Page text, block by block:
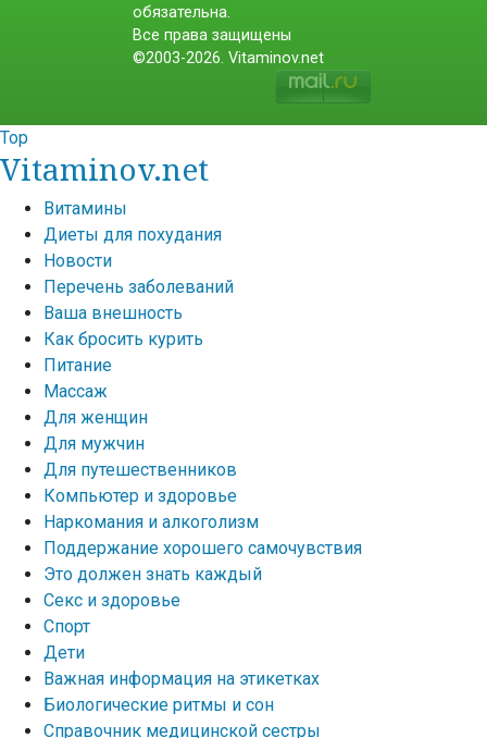
обязательна.
Все права защищены
©2003-2026. Vitaminov.net
Top
Vitaminov.net
Витамины
Диеты для похудания
Новости
Перечень заболеваний
Ваша внешность
Как бросить курить
Питание
Массаж
Для женщин
Для мужчин
Для путешественников
Компьютер и здоровье
Наркомания и алкоголизм
Поддержание хорошего самочувствия
Это должен знать каждый
Секс и здоровье
Спорт
Дети
Важная информация на этикетках
Биологические ритмы и сон
Справочник медицинской сестры